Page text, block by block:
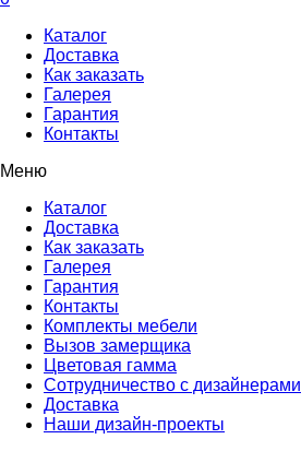
Каталог
Доставка
Как заказать
Галерея
Гарантия
Контакты
Меню
Каталог
Доставка
Как заказать
Галерея
Гарантия
Контакты
Комплекты мебели
Вызов замерщика
Цветовая гамма
Сотрудничество с дизайнерами
Доставка
Наши дизайн-проекты